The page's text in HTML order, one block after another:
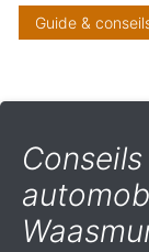
Guide &